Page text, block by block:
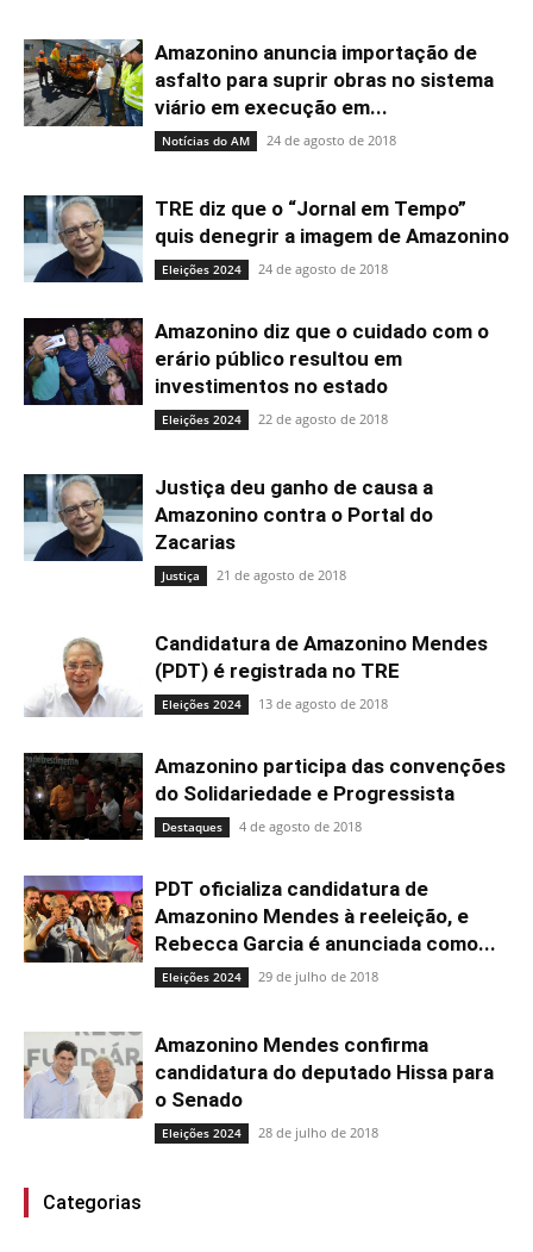
Amazonino anuncia importação de
asfalto para suprir obras no sistema
viário em execução em...
Notícias do AM 24 de agosto de 2018
TRE diz que o “Jornal em Tempo”
quis denegrir a imagem de Amazonino
Eleições 2024 24 de agosto de 2018
Amazonino diz que o cuidado com o
erário público resultou em
investimentos no estado
Eleições 2024 22 de agosto de 2018
Justiça deu ganho de causa a
Amazonino contra o Portal do
Zacarias
Justiça 21 de agosto de 2018
Candidatura de Amazonino Mendes
(PDT) é registrada no TRE
Eleições 2024 13 de agosto de 2018
Amazonino participa das convenções
do Solidariedade e Progressista
Destaques 4 de agosto de 2018
PDT oficializa candidatura de
Amazonino Mendes à reeleição, e
Rebecca Garcia é anunciada como...
Eleições 2024 29 de julho de 2018
Amazonino Mendes confirma
candidatura do deputado Hissa para
o Senado
Eleições 2024 28 de julho de 2018
Categorias